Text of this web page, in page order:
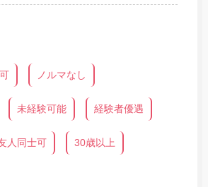
ノルマなし
未経験可能 経験者優遇
人同士可 30歳以上